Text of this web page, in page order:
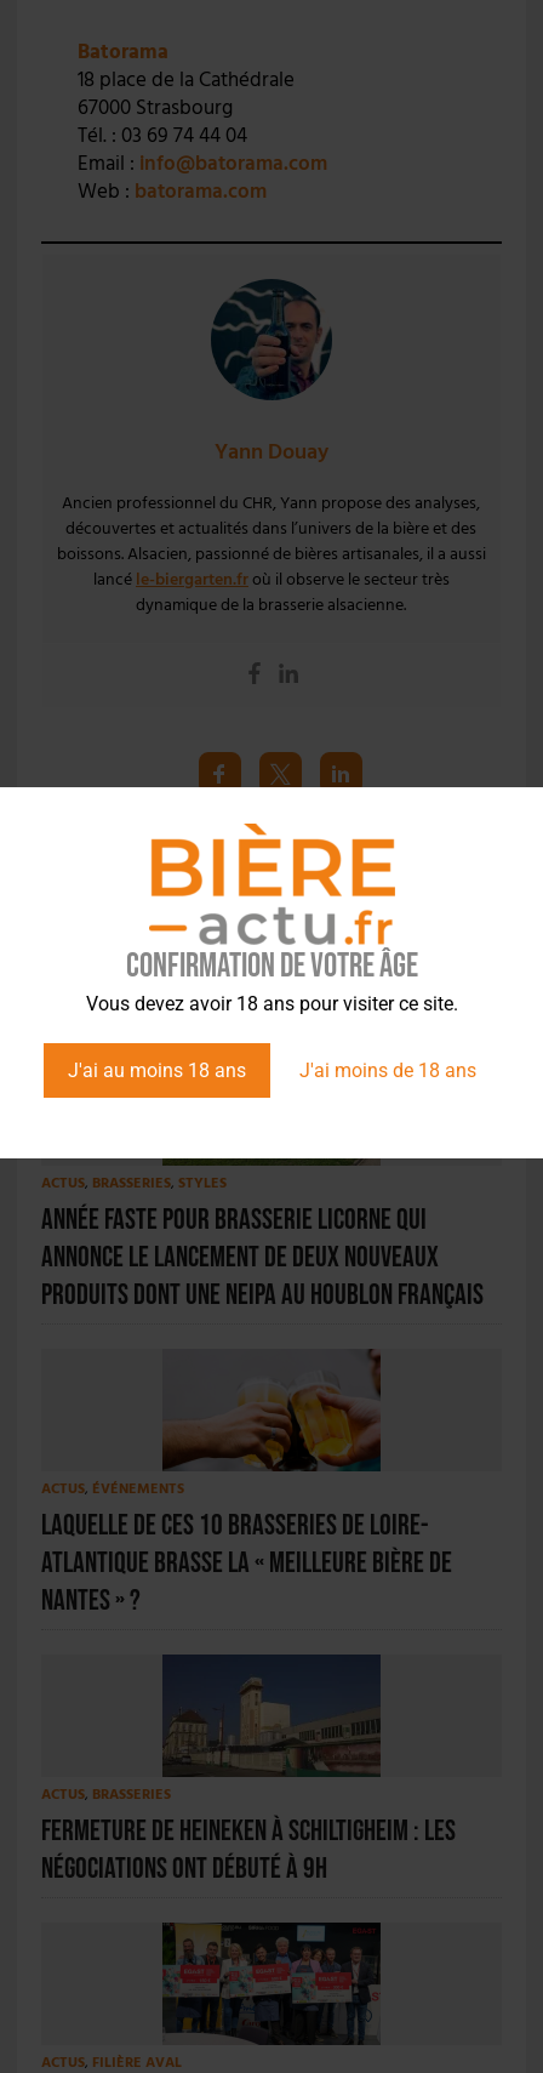
Confirmation de votre âge
Vous devez avoir 18 ans pour visiter ce site.
J'ai au moins 18 ans J'ai moins de 18 ans
Batorama
18 place de la Cathédrale
67000 Strasbourg
Tél. : 03 69 74 44 04
Email : info@batorama.com
Web : batorama.com
Yann Douay
Ancien professionnel du CHR, Yann propose des analyses,
découvertes et actualités dans l’univers de la bière et des
boissons. Alsacien, passionné de bières artisanales, il a aussi
lancéle-biergarten.froù il observe le secteur très
dynamique de la brasserie alsacienne.
Article précédent Article suivant
ACTUS, BRASSERIES, STYLES
Année faste pour Brasserie Licorne qui
annonce le lancement de deux nouveaux
produits dont une NEIPA au houblon français
ACTUS, ÉVÉNEMENTS
Laquelle de ces 10 brasseries de Loire-
Atlantique brasse la « Meilleure bière de
Nantes » ?
ACTUS, BRASSERIES
Fermeture de Heineken à Schiltigheim : les
négociations ont débuté à 9h
ACTUS, FILIÈRE AVAL